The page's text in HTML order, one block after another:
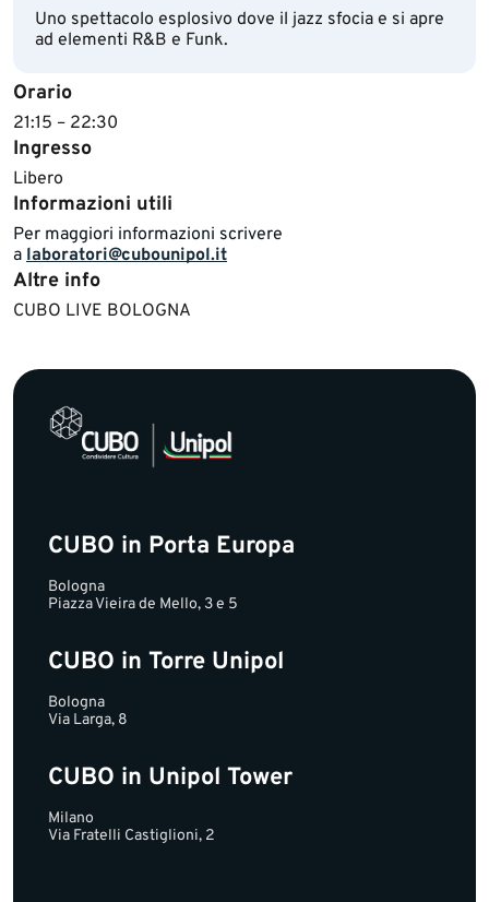
Uno spettacolo esplosivo dove il jazz sfocia e si apre
ad elementi R&B e Funk.
Orario
​21:15 – 22:30
Ingresso
Libero
Informazioni utili
Per maggiori informazioni scrivere
a laboratori@cubounipol.it
Altre info
​​​CUBO LIVE BOLOGNA​​
CUBO in Porta Europa
Bologna
Piazza Vieira de Mello, 3 e 5
CUBO in Torre Unipol
Bologna
Via Larga, 8
CUBO in Unipol Tower
Milano
Via Fratelli Castiglioni, 2